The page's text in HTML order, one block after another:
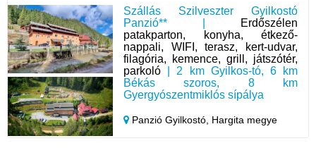
Szállás Szilveszter Gyilkostó
Panzió** |
Erdőszélen
patakparton, konyha, étkező-
nappali, WIFI, terasz, kert-udvar,
filagória, kemence, grill, játszótér,
parkoló | 2 km Gyilkos-tó, 6 km
Békás szoros, 8 km
Gyergyószentmiklós sípálya
Panzió Gyilkostó, Hargita megye